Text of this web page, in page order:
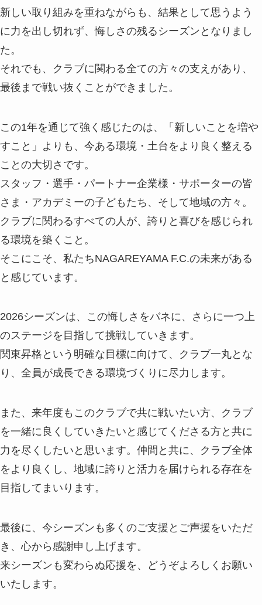
新しい取り組みを重ねながらも、結果として思うよう
に力を出し切れず、悔しさの残るシーズンとなりまし
た。
それでも、クラブに関わる全ての方々の支えがあり、
最後まで戦い抜くことができました。
この1年を通じて強く感じたのは、「新しいことを増や
すこと」よりも、今ある環境・土台をより良く整える
ことの大切さです。
スタッフ・選手・パートナー企業様・サポーターの皆
さま・アカデミーの子どもたち、そして地域の方々。
クラブに関わるすべての人が、誇りと喜びを感じられ
る環境を築くこと。
そこにこそ、私たちNAGAREYAMA F.C.の未来がある
と感じています。
2026シーズンは、この悔しさをバネに、さらに一つ上
のステージを目指して挑戦していきます。
関東昇格という明確な目標に向けて、クラブ一丸とな
り、全員が成長できる環境づくりに尽力します。
また、来年度もこのクラブで共に戦いたい方、クラブ
を一緒に良くしていきたいと感じてくださる方と共に
力を尽くしたいと思います。仲間と共に、クラブ全体
をより良くし、地域に誇りと活力を届けられる存在を
目指してまいります。
最後に、今シーズンも多くのご支援とご声援をいただ
き、心から感謝申し上げます。
来シーズンも変わらぬ応援を、どうぞよろしくお願い
いたします。